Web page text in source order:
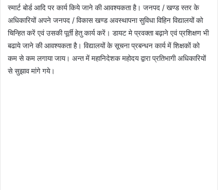
स्मार्ट बोर्ड आदि पर कार्य किये जाने की आवश्यकता है। जनपद / खण्ड स्तर के
अधिकारियों अपने जनपद / विकास खण्ड अवस्थापना सुविधा विहिन विद्यालयों को
चिन्हित करें एवं उसकी पूर्ती हेतु कार्य करें। डायट मे प्रवक्ता बढ़ाने एवं प्रशिक्षण भी
बढाये जाने की आवश्यकता है। विद्यालयों के सूचना प्रबन्धन कार्य में शिक्षकों को
कम से कम लगाया जाय। अन्त में महानिदेशक महोदय द्वारा प्रतिभागी अधिकारियों
से सुझाव मांगे गये।